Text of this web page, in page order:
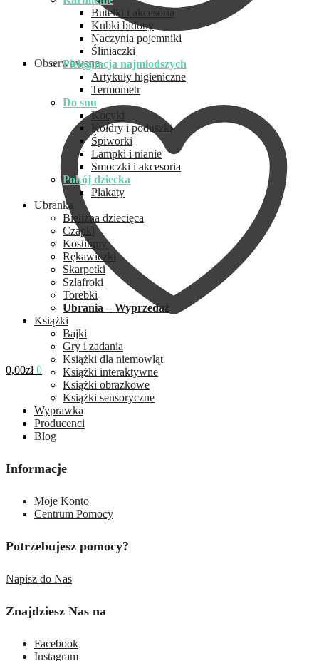
Obserwowane
0,00zł 0
Butelki i akcesoria
Kubki bidony
Naczynia pojemniki
Śliniaczki
Pielęgnacja najmłodszych
Artykuły higieniczne
Termometr
Do snu
Kocyki
Kołdry i poduszki
Śpiworki
Lampki i nianie
Smoczki i akcesoria
Pokój dziecka
Plakaty
Ubranka
Bielizna dziecięca
Czapki
Kostiumy
Rękawiczki
Skarpetki
Szlafroki
Torebki
Ubrania – Wyprzedaż
Książki
Bajki
Gry i zadania
Książki dla niemowląt
Książki interaktywne
Książki obrazkowe
Książki sensoryczne
Wyprawka
Producenci
Blog
Informacje
Moje Konto
Centrum Pomocy
Potrzebujesz pomocy?
Napisz do Nas
Znajdziesz Nas na
Facebook
Instagram